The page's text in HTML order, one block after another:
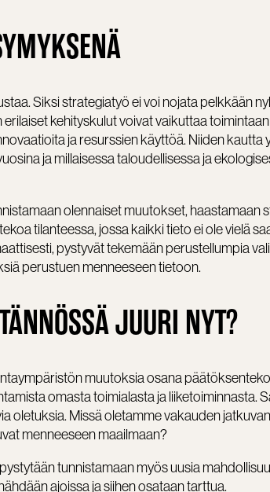
Siksi strategiatyö ei voi nojata pelkkään
kehityskulut voivat vaikuttaa
ja resurssien käyttöä. Niiden kautta
ja millaisessa taloudellisessa ja
olennaiset muutokset, haastamaan
tilanteessa, jossa kaikki tieto ei ole vielä
pystyvät tekemään perustellumpia
perustuen menneeseen tietoon.
JUURI NYT?
muutoksia osana
omasta toimialasta ja liiketoiminnasta.
oletuksia. Missä oletamme vakauden
menneeseen maailmaan?
tunnistamaan myös uusia
ajoissa ja siihen osataan tarttua.